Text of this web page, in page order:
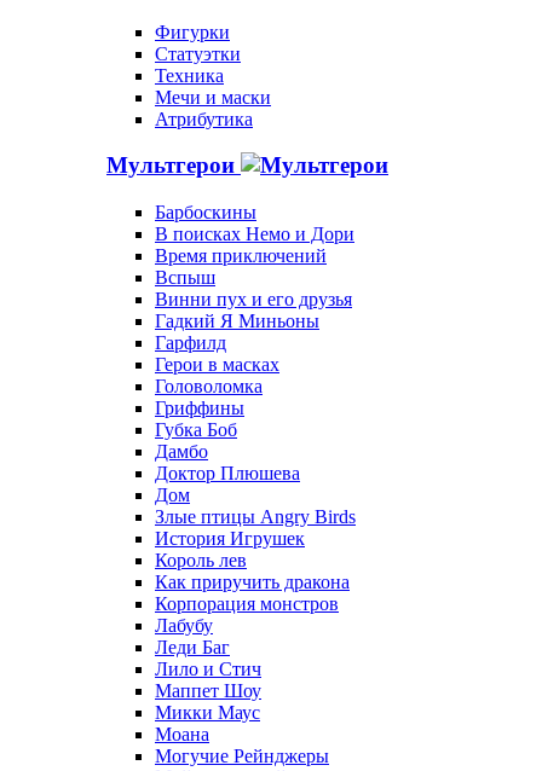
Фигурки
Статуэтки
Техника
Мечи и маски
Атрибутика
Мультгерои
Барбоскины
В поисках Немо и Дори
Время приключений
Вспыш
Винни пух и его друзья
Гадкий Я Миньоны
Гарфилд
Герои в масках
Головоломка
Гриффины
Губка Боб
Дамбо
Доктор Плюшева
Дом
Злые птицы Angry Birds
История Игрушек
Король лев
Как приручить дракона
Корпорация монстров
Лабубу
Леди Баг
Лило и Стич
Маппет Шоу
Микки Маус
Моана
Могучие Рейнджеры